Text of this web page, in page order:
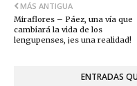
MÁS ANTIGUA
Miraflores – Páez, una vía que
cambiará la vida de los
lengupenses, ¡es una realidad!
ENTRADAS